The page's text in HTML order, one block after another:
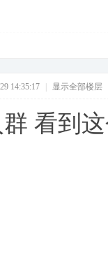
14:35:17 显示全部楼层
群 看到